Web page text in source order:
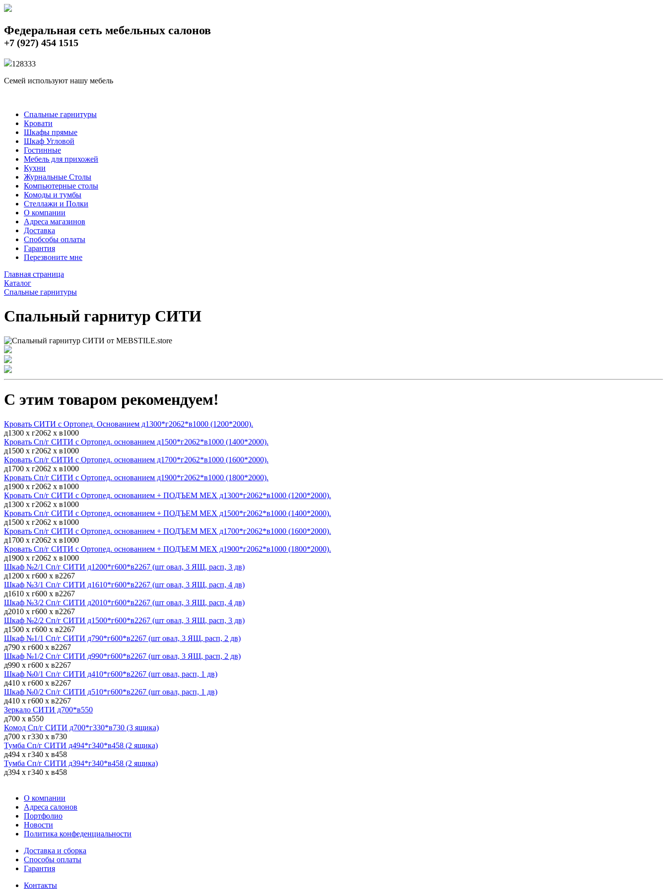
Федеральная сеть мебельных салонов
+7 (927) 454 1515
128333
Семей используют нашу мебель
Спальные гарнитуры
Кровати
Шкафы прямые
Шкаф Угловой
Гостинные
Мебель для прихожей
Кухни
Журнальные Столы
Компьютерные столы
Комоды и тумбы
Стеллажи и Полки
О компании
Адреса магазинов
Доставка
Спобсобы оплаты
Гарантия
Перезвоните мне
Главная страница
Каталог
Спальные гарнитуры
Спальный гарнитур СИТИ
С этим товаром рекомендуем!
Кровать СИТИ с Ортопед. Основанием д1300*г2062*в1000 (1200*2000).
д1300 х г2062 х в1000
Кровать Сп/г СИТИ с Ортопед. основанием д1500*г2062*в1000 (1400*2000).
д1500 х г2062 х в1000
Кровать Сп/г СИТИ с Ортопед. основанием д1700*г2062*в1000 (1600*2000).
д1700 х г2062 х в1000
Кровать Сп/г СИТИ с Ортопед. основанием д1900*г2062*в1000 (1800*2000).
д1900 х г2062 х в1000
Кровать Сп/г СИТИ с Ортопед. основанием + ПОДЪЕМ МЕХ д1300*г2062*в1000 (1200*2000).
д1300 х г2062 х в1000
Кровать Сп/г СИТИ с Ортопед. основанием + ПОДЪЕМ МЕХ д1500*г2062*в1000 (1400*2000).
д1500 х г2062 х в1000
Кровать Сп/г СИТИ с Ортопед. основанием + ПОДЪЕМ МЕХ д1700*г2062*в1000 (1600*2000).
д1700 х г2062 х в1000
Кровать Сп/г СИТИ с Ортопед. основанием + ПОДЪЕМ МЕХ д1900*г2062*в1000 (1800*2000).
д1900 х г2062 х в1000
Шкаф №2/1 Сп/г СИТИ д1200*г600*в2267 (шт овал, 3 ЯЩ, расп, 3 дв)
д1200 х г600 х в2267
Шкаф №3/1 Сп/г СИТИ д1610*г600*в2267 (шт овал, 3 ЯЩ, расп, 4 дв)
д1610 х г600 х в2267
Шкаф №3/2 Сп/г СИТИ д2010*г600*в2267 (шт овал, 3 ЯЩ, расп, 4 дв)
д2010 х г600 х в2267
Шкаф №2/2 Сп/г СИТИ д1500*г600*в2267 (шт овал, 3 ЯЩ, расп, 3 дв)
д1500 х г600 х в2267
Шкаф №1/1 Сп/г СИТИ д790*г600*в2267 (шт овал, 3 ЯЩ, расп, 2 дв)
д790 х г600 х в2267
Шкаф №1/2 Сп/г СИТИ д990*г600*в2267 (шт овал, 3 ЯЩ, расп, 2 дв)
д990 х г600 х в2267
Шкаф №0/1 Сп/г СИТИ д410*г600*в2267 (шт овал, расп, 1 дв)
д410 х г600 х в2267
Шкаф №0/2 Сп/г СИТИ д510*г600*в2267 (шт овал, расп, 1 дв)
д410 х г600 х в2267
Зеркало СИТИ д700*в550
д700 х в550
Комод Сп/г СИТИ д700*г330*в730 (3 ящика)
д700 х г330 х в730
Тумба Сп/г СИТИ д494*г340*в458 (2 ящика)
д494 х г340 х в458
Тумба Сп/г СИТИ д394*г340*в458 (2 ящика)
д394 х г340 х в458
О компании
Адреса салонов
Портфолио
Новости
Политика конфеденциальности
Доставка и сборка
Способы оплаты
Гарантия
Контакты